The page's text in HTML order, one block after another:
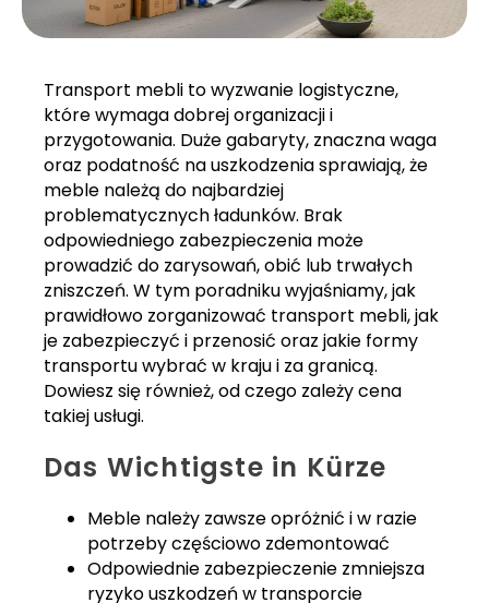
Transport mebli to wyzwanie logistyczne,
które wymaga dobrej organizacji i
przygotowania. Duże gabaryty, znaczna waga
oraz podatność na uszkodzenia sprawiają, że
meble należą do najbardziej
problematycznych ładunków. Brak
odpowiedniego zabezpieczenia może
prowadzić do zarysowań, obić lub trwałych
zniszczeń. W tym poradniku wyjaśniamy, jak
prawidłowo zorganizować transport mebli, jak
je zabezpieczyć i przenosić oraz jakie formy
transportu wybrać w kraju i za granicą.
Dowiesz się również, od czego zależy cena
takiej usługi.
Das Wichtigste in Kürze
Meble należy zawsze opróżnić i w razie
potrzeby częściowo zdemontować
Odpowiednie zabezpieczenie zmniejsza
ryzyko uszkodzeń w transporcie